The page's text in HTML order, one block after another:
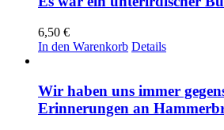
6,50 €
In den Warenkorb Details
Wir haben uns immer
Erinnerungen an